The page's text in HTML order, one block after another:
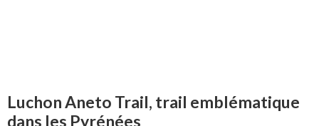
Luchon Aneto Trail, trail emblématique
dans les Pyrénées